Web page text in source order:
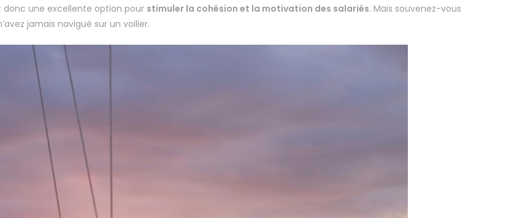
donc une excellente option pour stimuler la cohésion et la motivation des salariés. Mais souvenez-vous
jamais navigué sur un voilier.